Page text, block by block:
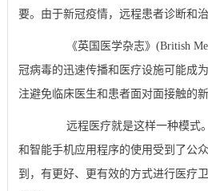
要。由于新冠疫情，远程患者诊断和
《英国医学杂志》(British
冠病毒的迅速传播和医疗设施可能成
注避免临床医生和患者面对面接触的
远程医疗就是这样一种模式
和智能手机应用程序的使用受到了公
到，有更好、更有效的方式进行医疗